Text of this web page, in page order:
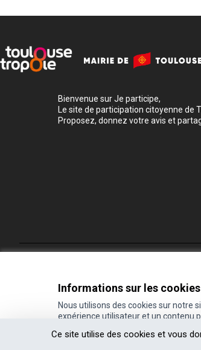
Ce site utilise des cookies et vous
Informations sur les
Nous utilisons des cookies sur notre
expérience utilisateur et un contenu
Bienvenue sur Je participe,
Le site de participation citoyenne de
Proposez, donnez votre avis et
(Lien externe)
Site réalisé grâce aulogiciel libre